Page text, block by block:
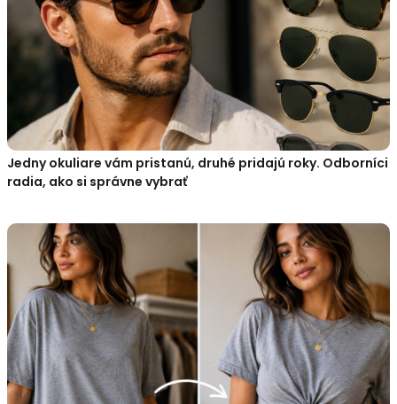
Jedny okuliare vám pristanú, druhé pridajú roky. Odborníci
radia, ako si správne vybrať